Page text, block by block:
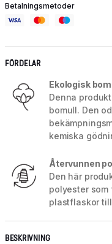
Betalningsmetoder
FÖRDELAR
Ekologisk
Denna
bomull. Den
kemiska
Återvunnen
Den här
polyester
plastflaskor
BESKRIVNING